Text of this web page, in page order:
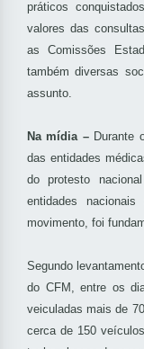
práticos
valores das
as Comissões
também diversas
assunto.
Na mídia –Durante
das entidades
do protesto
entidades
movimento, foi
Segundo
do CFM, entre os
veiculadas mais de
cerca de 150